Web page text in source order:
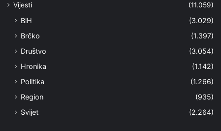
Vijesti
(11.059)
BiH
(3.029)
Brčko
(1.397)
Društvo
(3.054)
Hronika
(1.142)
Politika
(1.266)
Region
(935)
Svijet
(2.264)